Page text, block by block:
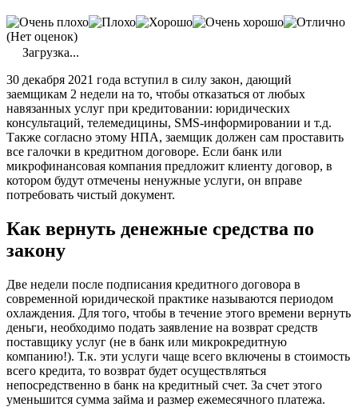
(Нет оценок)
Загрузка...
30 декабря 2021 года вступил в силу закон, дающий
заемщикам 2 недели на то, чтобы отказаться от любых
навязанных услуг при кредитовании: юридических
консультаций, телемедицины, SMS-информировании и т.д.
Также согласно этому НПА, заемщик должен сам проставить
все галочки в кредитном договоре. Если банк или
микрофинансовая компания предложит клиенту договор, в
котором будут отмечены ненужные услуги, он вправе
потребовать чистый документ.
Как вернуть денежные средства по
закону
Две недели после подписания кредитного договора в
современной юридической практике называются периодом
охлаждения. Для того, чтобы в течение этого времени вернуть
деньги, необходимо подать заявление на возврат средств
поставщику услуг (не в банк или микрокредитную
компанию!). Т.к. эти услуги чаще всего включены в стоимость
всего кредита, то возврат будет осуществляться
непосредственно в банк на кредитный счет. За счет этого
уменьшится сумма займа и размер ежемесячного платежа.